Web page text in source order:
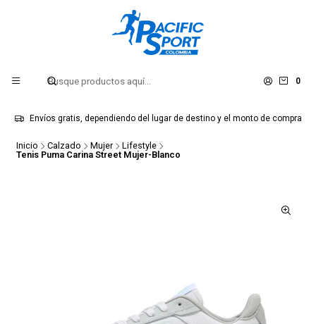
0
Envíos gratis, dependiendo del lugar de destino y el monto de compra
Inicio Calzado Mujer
Lifestyle
Tenis Puma Carina Street Mujer-Blanco